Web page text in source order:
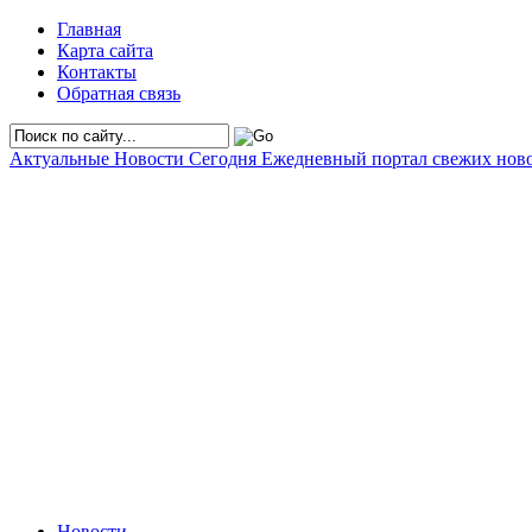
Главная
Карта сайта
Контакты
Обратная связь
Актуальные Новости Сегодня Ежедневный портал свежих